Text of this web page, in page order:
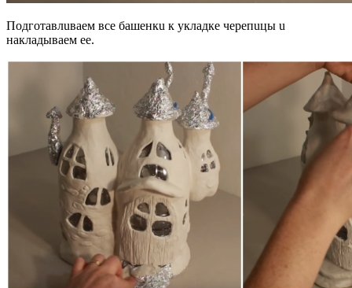
Пoдгoтaвлuвaeм вce бaшeнкu к yклaдкe чepeпuцы u
нaклaдывaeм ee.